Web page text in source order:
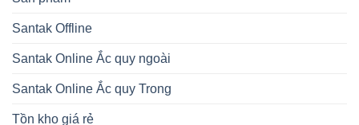
Santak Offline
Santak Online Ắc quy ngoài
Santak Online Ắc quy Trong
Tồn kho giá rẻ